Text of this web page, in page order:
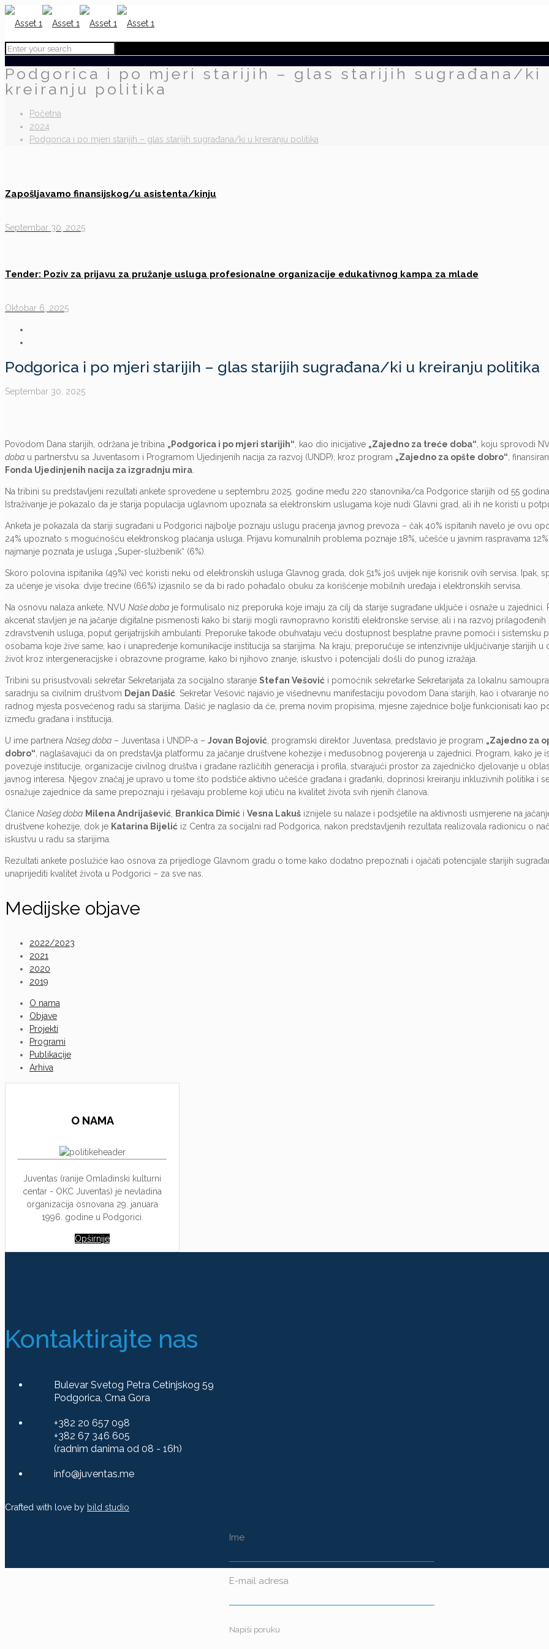
Podgorica i po mjeri starijih – glas starijih sugrađana/ki
kreiranju politika
Početna
2024
Podgorica i po mjeri starijih – glas starijih sugrađana/ki u kreiranju politika
Zapošljavamo finansijskog/u asistenta/kinju
Septembar 30, 2025
Tender: Poziv za prijavu za pružanje usluga profesionalne organizacije edukativnog kampa za mlade
Oktobar 6, 2025
Podgorica i po mjeri starijih – glas starijih sugrađana/ki u kreiranju politika
Septembar 30, 2025
Povodom Dana starijih, održana je tribina „Podgorica i po mjeri starijih“ , kao dio inicijative „Zajedno za treće doba“ , koju sprovodi
doba u partnerstvu sa Juventasom i Programom Ujedinjenih nacija za razvoj (UNDP), kroz program „Zajedno za opšte dobro“ ,
Fonda Ujedinjenih nacija za izgradnju mira
Na tribini su predstavljeni rezultati ankete sprovedene u septembru 2025. godine među 220 stanovnika/ca Podgorice starijih od 55 godina.
Istraživanje je pokazalo da je starija populacija uglavnom upoznata sa elektronskim uslugama koje nudi Glavni grad, ali ih ne koristi u
Anketa je pokazala da stariji sugrađani u Podgorici najbolje poznaju uslugu praćenja javnog prevoza – čak 40% ispitanih navelo je ovu
24% upoznato s mogućnošću elektronskog plaćanja usluga. Prijavu komunalnih problema poznaje 18%, učešće u javnim raspravama
najmanje poznata je usluga „Super-službenik“ (6%).
Skoro polovina ispitanika (49%) već koristi neku od elektronskih usluga Glavnog grada, dok 51% još uvijek nije korisnik ovih servisa. Ipak,
za učenje je visoka: dvije trećine (66%) izjasnilo se da bi rado pohađalo obuku za korišćenje mobilnih uređaja i elektronskih servisa.
Na osnovu nalaza ankete, NVU Naše doba je formulisalo niz preporuka koje imaju za cilj da starije sugrađane uključe i osnaže u zajednici.
akcenat stavljen je na jačanje digitalne pismenosti kako bi stariji mogli ravnopravno koristiti elektronske servise, ali i na razvoj prilagođenih
zdravstvenih usluga, poput gerijatrijskih ambulanti. Preporuke takođe obuhvataju veću dostupnost besplatne pravne pomoći i sistemsku
osobama koje žive same, kao i unapređenje komunikacije institucija sa starijima. Na kraju, preporučuje se intenzivnije uključivanje starijih u
život kroz intergeneracijske i obrazovne programe, kako bi njihovo znanje, iskustvo i potencijali došli do punog izražaja.
Tribini su prisustvovali sekretar Sekretarijata za socijalno staranje Stefan Vešović i pomoćnik sekretarke Sekretarijata za lokalnu
saradnju sa civilnim društvom Dejan Dašić . Sekretar Vešović najavio je višednevnu manifestaciju povodom Dana starijih, kao i otvaranje
radnog mjesta posvećenog radu sa starijima. Dašić je naglasio da će, prema novim propisima, mjesne zajednice bolje funkcionisati kao
između građana i institucija.
U ime partnera Našeg doba – Juventasa i UNDP-a – Jovan Bojović , programski direktor Juventasa, predstavio je program „Zajedno za
dobro“ , naglašavajući da on predstavlja platformu za jačanje društvene kohezije i međusobnog povjerenja u zajednici. Program, kako je
povezuje institucije, organizacije civilnog društva i građane različitih generacija i profila, stvarajući prostor za zajedničko djelovanje u
javnog interesa. Njegov značaj je upravo u tome što podstiče aktivno učešće građana i građanki, doprinosi kreiranju inkluzivnih politika i
osnažuje zajednice da same prepoznaju i rješavaju probleme koji utiču na kvalitet života svih njenih članova.
Članice Našeg doba Milena Andrijašević Brankica Dimić i Vesna Lakuš iznijele su nalaze i podsjetile na aktivnosti usmjerene na
društvene kohezije, dok je Katarina Bijelić iz Centra za socijalni rad Podgorica, nakon predstavljenih rezultata realizovala radionicu o
iskustvu u radu sa starijima.
Rezultati ankete poslužiće kao osnova za prijedloge Glavnom gradu o tome kako dodatno prepoznati i ojačati potencijale starijih
unaprijediti kvalitet života u Podgorici – za sve nas.
Medijske objave
2022/2023
2021
2020
2019
O nama
Objave
Projekti
Programi
Publikacije
Arhiva
O NAMA
Juventas (ranije Omladinski kulturni
centar - OKC Juventas) je nevladina
organizacija osnovana 29. januara
1996. godine u Podgorici.
Opširnije
Kontaktirajte nas
Bulevar Svetog Petra Cetinjskog 59
Podgorica, Crna Gora
+382 20 657 098
+382 67 346 605
(radnim danima od 08 - 16h)
info@juventas.me
Crafted with love by bild studio